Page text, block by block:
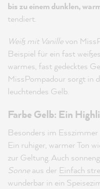
bis zu einem dunklen,
tendiert.
Weiß mit Vanillevon
Beispiel für ein fast
warmes, fast gedecktes
MissPompadour sorgt in
leuchtendes Gelb.
Farbe Gelb: Ein
Besonders im
Ein ruhiger, warmer Ton
zur Geltung. Auch
Sonneaus der Einfach
wunderbar in ein